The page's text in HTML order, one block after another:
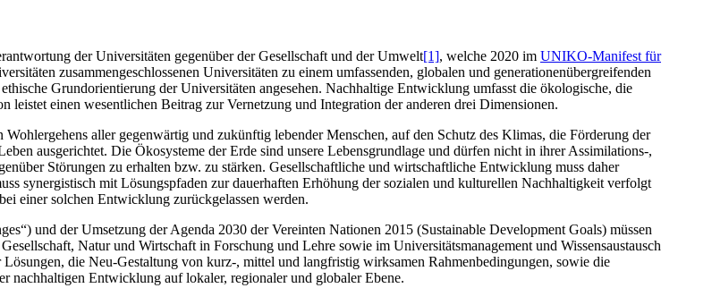
der Universitäten gegenüber der Gesellschaft und der Umwelt[1], welche 2020 im UNIKO-Manifest für
zusammengeschlossenen Universitäten zu einem umfassenden, globalen und generationenübergreifenden
Grundorientierung der Universitäten angesehen. Nachhaltige Entwicklung umfasst die ökologische, die
einen wesentlichen Beitrag zur Vernetzung und Integration der anderen drei Dimensionen.
aller gegenwärtig und zukünftig lebender Menschen, auf den Schutz des Klimas, die Förderung der
ausgerichtet. Die Ökosysteme der Erde sind unsere Lebensgrundlage und dürfen nicht in ihrer Assimilations-,
Störungen zu erhalten bzw. zu stärken. Gesellschaftliche und wirtschaftliche Entwicklung muss daher
synergistisch mit Lösungspfaden zur dauerhaften Erhöhung der sozialen und kulturellen Nachhaltigkeit verfolgt
einer solchen Entwicklung zurückgelassen werden.
und der Umsetzung der Agenda 2030 der Vereinten Nationen 2015 (Sustainable Development Goals) müssen
Natur und Wirtschaft in Forschung und Lehre sowie im Universitätsmanagement und Wissensaustausch
die Neu-Gestaltung von kurz-, mittel und langfristig wirksamen Rahmenbedingungen, sowie die
nachhaltigen Entwicklung auf lokaler, regionaler und globaler Ebene.